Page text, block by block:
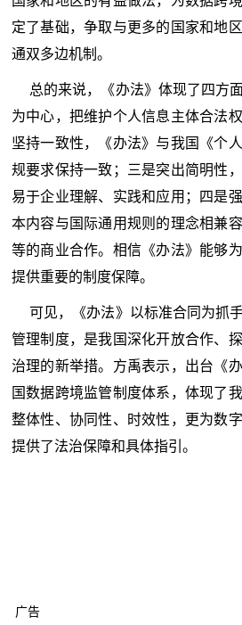
定了基础，争取与更多的国家和地
通双多边机制。
总的来说，《办法》体现了四方
为中心，把维护个人信息主体合法
坚持一致性，《办法》与我国《个
规要求保持一致；三是突出简明性
易于企业理解、实践和应用；四是
本内容与国际通用规则的理念相兼
等的商业合作。相信《办法》能够
提供重要的制度保障。
可见，《办法》以标准合同为抓
管理制度，是我国深化开放合作、
治理的新举措。方禹表示，出台《
国数据跨境监管制度体系，体现了
整体性、协同性、时效性，更为数
提供了法治保障和具体指引。
广告